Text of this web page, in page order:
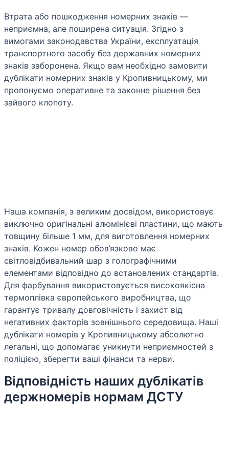
Втрата або пошкодження номерних знаків —
неприємна, але поширена ситуація. Згідно з
вимогами законодавства України, експлуатація
транспортного засобу без державних номерних
знаків заборонена. Якщо вам необхідно замовити
дублікати номерних знаків у Кропивницькому, ми
пропонуємо оперативне та законне рішення без
зайвого клопоту.
Наша компанія, з великим досвідом, використовує
виключно оригінальні алюмінієві пластини, що мають
товщину більше 1 мм, для виготовлення номерних
знаків. Кожен номер обов’язково має
світловідбивальний шар з голографічними
елементами відповідно до встановлених стандартів.
Для фарбування використовується високоякісна
термоплівка європейського виробництва, що
гарантує тривалу довговічність і захист від
негативних факторів зовнішнього середовища. Наші
дублікати номерів у Кропивницькому абсолютно
легальні, що допомагає уникнути неприємностей з
поліцією, зберегти ваші фінанси та нерви.
Відповідність наших дублікатів
держномерів нормам ДСТУ